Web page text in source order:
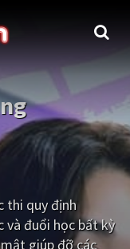
- Hình sự
thi quy định
và đuổi học bất kỳ
giúp đỡ các